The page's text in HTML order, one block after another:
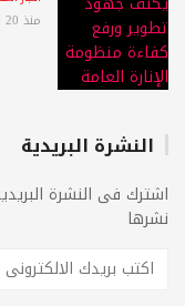
منذ 20 ساعة
النشرة البريدية
اشترك فى النشرة
نشرها